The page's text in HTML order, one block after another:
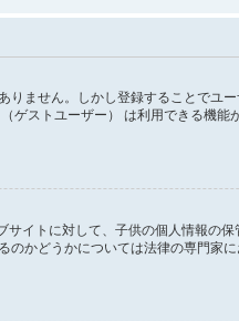
ません。しかし登録することでユ
ストユーザー） は利用できる機
イトに対して、子供の個人情報の
かどうかについては法律の専門家